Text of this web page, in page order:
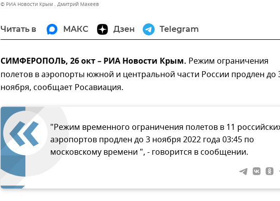
© РИА Новости Крым . Дмитрий Макеев
Читать в МАКС Дзен Telegram
СИМФЕРОПОЛЬ, 26 окт – РИА Новости Крым. Режим ограничения
полетов в аэропорты южной и центральной части России продлен до
ноября, сообщает Росавиация.
"Режим временного ограничения полетов в 11
аэропортов продлен до 3 ноября 2022 года 03:45 по
московскому времени ", - говорится в сообщении.